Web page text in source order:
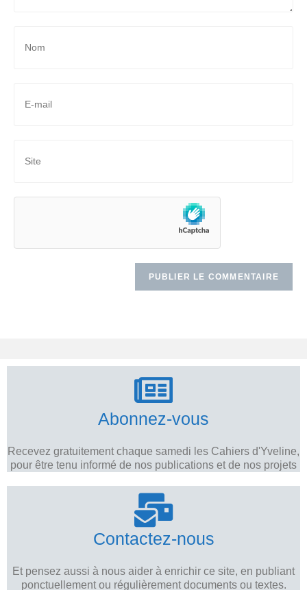
Abonnez-vous
Recevez gratuitement chaque samedi les Cahiers d'Yveline,
pour être tenu informé de nos publications et de nos projets
Contactez-nous
Et pensez aussi à nous aider à enrichir ce site, en publiant
ponctuellement ou régulièrement documents ou textes.